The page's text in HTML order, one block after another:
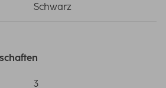
Schwarz
3